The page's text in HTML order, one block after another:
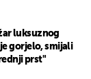
luksuznog
gorjelo, smijali
prst"